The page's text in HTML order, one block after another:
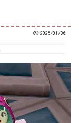
2025/01/06